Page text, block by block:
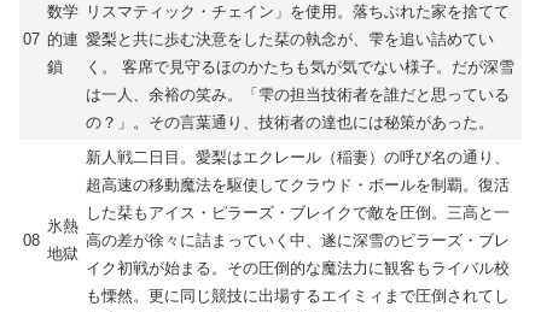
07
数学
的連
鎖
リスマティック・チェイン」を使用。落ちぶれた家を捨てて
愛梨と共に歩む決意をした栞の執念が、雫を追い詰めてい
く。 客席で見守るほのかたちも気が気でない様子。だが深雪
は一人、余裕の笑み。「雫の担当技術者を誰だと思っている
の？」。その言葉通り、技術者の達也には秘策があった。
08
氷熱
地獄
新人戦二日目。愛梨はエクレール（稲妻）の呼び名の通り、
超高速の移動魔法を駆使してクラウド・ボールを制覇。復活
した栞もアイス・ピラーズ・ブレイクで敵を圧倒。三高と一
高の差が徐々に詰まっていく中、遂に深雪のピラーズ・ブレ
イク初戦が始まる。その圧倒的な魔法力に観客もライバル校
も慄然。更に同じ競技に出場するエイミィまで圧倒されてし